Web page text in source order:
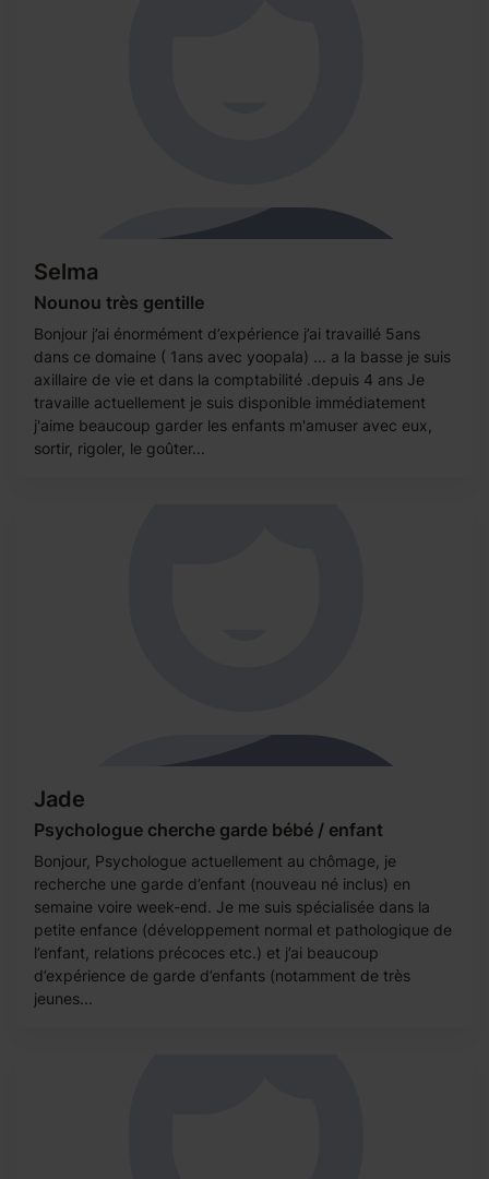
Selma
Nounou très gentille
Bonjour j’ai énormément d’expérience j’ai travaillé 5ans
dans ce domaine ( 1ans avec yoopala) ... a la basse je suis
axillaire de vie et dans la comptabilité .depuis 4 ans Je
travaille actuellement je suis disponible immédiatement
j'aime beaucoup garder les enfants m'amuser avec eux,
sortir, rigoler, le goûter...
Jade
Psychologue cherche garde bébé / enfant
Bonjour, Psychologue actuellement au chômage, je
recherche une garde d’enfant (nouveau né inclus) en
semaine voire week-end. Je me suis spécialisée dans la
petite enfance (développement normal et pathologique de
l’enfant, relations précoces etc.) et j’ai beaucoup
d’expérience de garde d’enfants (notamment de très
jeunes...